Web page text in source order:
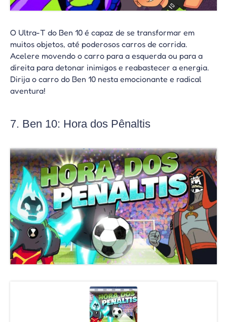
O Ultra-T do Ben 10 é capaz de se transformar em
muitos objetos, até poderosos carros de corrida.
Acelere movendo o carro para a esquerda ou para a
direita para detonar inimigos e reabastecer a energia.
Dirija o carro do Ben 10 nesta emocionante e radical
aventura!
7. Ben 10: Hora dos Pênaltis